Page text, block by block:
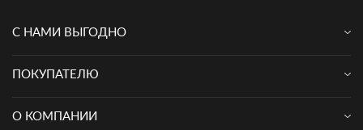
С НАМИ ВЫГОДНО
ПОКУПАТЕЛЮ
О КОМПАНИИ